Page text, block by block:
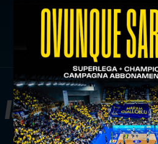
ISCRIVITI ALLA